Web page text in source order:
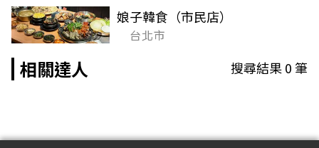
娘子韓食（市民店）
台北市
相關達人 搜尋結果0筆